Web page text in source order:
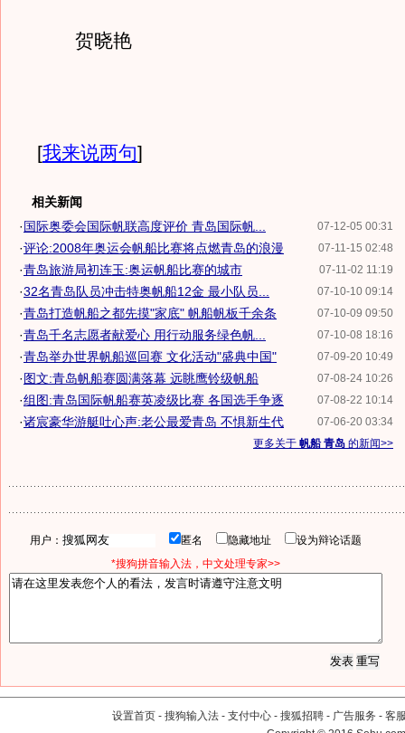
贺晓艳
[我来说两句]
相关新闻
07-12-05 00:31
·国际奥委会国际帆联高度评价 青岛国际帆...
07-11-15 02:48
·评论:2008年奥运会帆船比赛将点燃青岛的浪漫
07-11-02 11:19
·青岛旅游局初连玉:奥运帆船比赛的城市
07-10-10 09:14
·32名青岛队员冲击特奥帆船12金 最小队员...
07-10-09 09:50
·青岛打造帆船之都先摸"家底" 帆船帆板千余条
07-10-08 18:16
·青岛千名志愿者献爱心 用行动服务绿色帆...
07-09-20 10:49
·青岛举办世界帆船巡回赛 文化活动"盛典中国"
07-08-24 10:26
·图文:青岛帆船赛圆满落幕 远眺鹰铃级帆船
07-08-22 10:14
·组图:青岛国际帆船赛英凌级比赛 各国选手争逐
07-06-20 03:34
·诸宸豪华游艇吐心声:老公最爱青岛 不惧新生代
更多关于 帆船 青岛 的新闻>>
用户： 匿名 隐藏地址
设为辩论话题
*搜狗拼音输入法，中文处理专家>>
设置首页 - 搜狗输入法 - 支付中心 - 搜狐招聘 - 广告服务 - 客